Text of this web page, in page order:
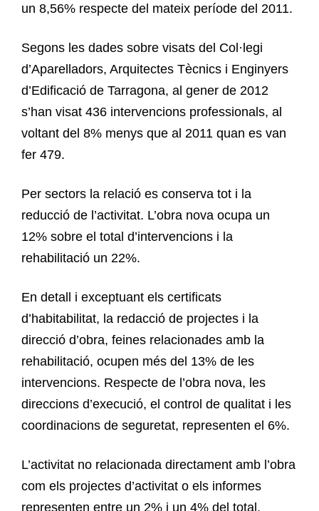
un 8,56% respecte del mateix període del 2011.
Segons les dades sobre visats del Col·legi
d’Aparelladors, Arquitectes Tècnics i Enginyers
d’Edificació de Tarragona, al gener de 2012
s’han visat 436 intervencions professionals, al
voltant del 8% menys que al 2011 quan es van
fer 479.
Per sectors la relació es conserva tot i la
reducció de l’activitat. L’obra nova ocupa un
12% sobre el total d’intervencions i la
rehabilitació un 22%.
En detall i exceptuant els certificats
d’habitabilitat, la redacció de projectes i la
direcció d’obra, feines relacionades amb la
rehabilitació, ocupen més del 13% de les
intervencions. Respecte de l’obra nova, les
direccions d’execució, el control de qualitat i les
coordinacions de seguretat, representen el 6%.
L’activitat no relacionada directament amb l’obra
com els projectes d’activitat o els informes
representen entre un 2% i un 4% del total.